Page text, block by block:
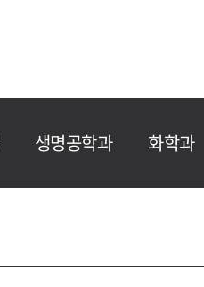
생명공학과 화학과